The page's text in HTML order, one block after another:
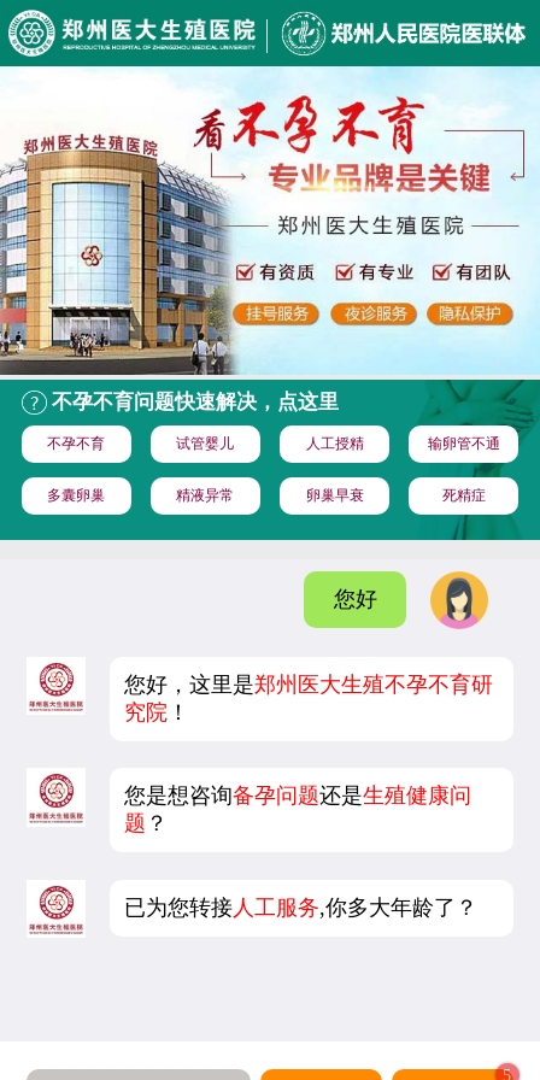
不孕不育问题快速解决，点这里
不孕不育 试管婴儿 人工授精 输卵管不通
多囊卵巢 精液异常 卵巢早衰 死精症
您好
您好，这里是郑州医大生殖不孕不育研
究院 ！
您是想咨询备孕问题还是生殖健康问
题 ？
已为您转接 人工服务,你多大年龄了？
5